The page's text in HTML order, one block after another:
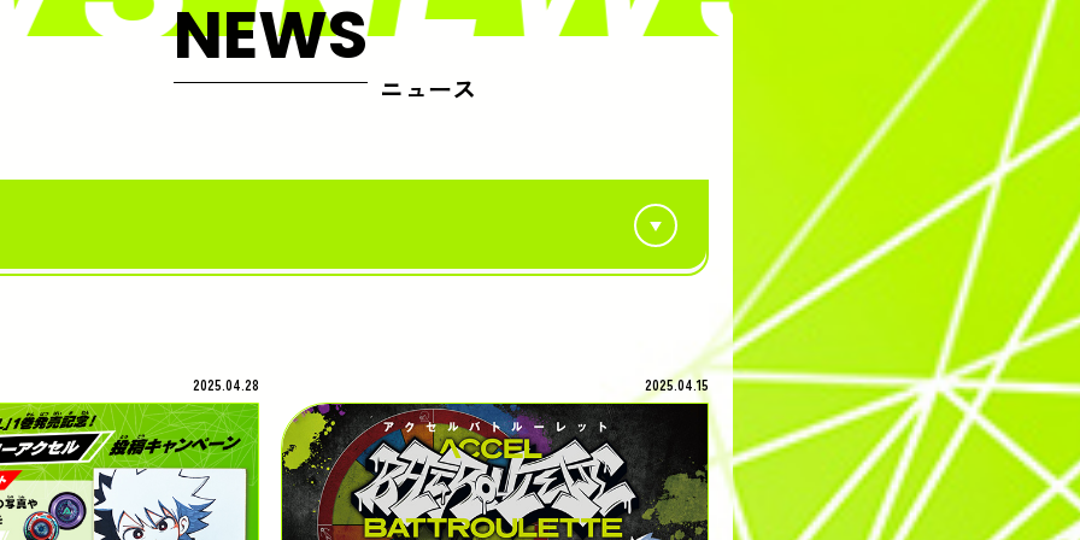
NEWS
ニュース
2025.04.28 2025.04.15